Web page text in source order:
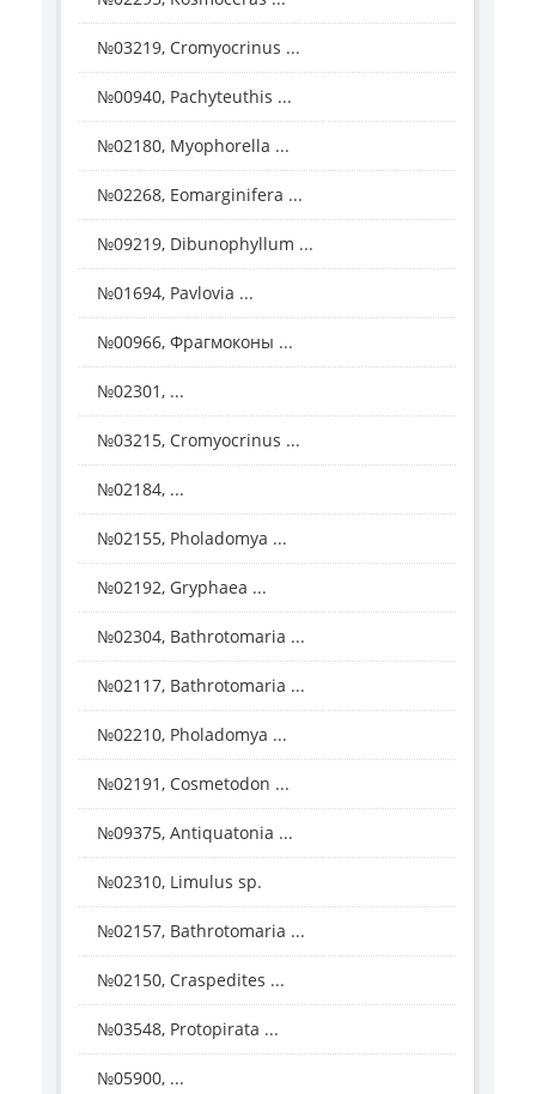
№03219, Cromyocrinus ...
№00940, Pachyteuthis ...
№02180, Myophorella ...
№02268, Eomarginifera ...
№09219, Dibunophyllum ...
№01694, Pavlovia ...
№00966, Фрагмоконы ...
№02301, ...
№03215, Cromyocrinus ...
№02184, ...
№02155, Pholadomya ...
№02192, Gryphaea ...
№02304, Bathrotomaria ...
№02117, Bathrotomaria ...
№02210, Pholadomya ...
№02191, Cosmetodon ...
№09375, Antiquatonia ...
№02310, Limulus sp.
№02157, Bathrotomaria ...
№02150, Craspedites ...
№03548, Protopirata ...
№05900, ...